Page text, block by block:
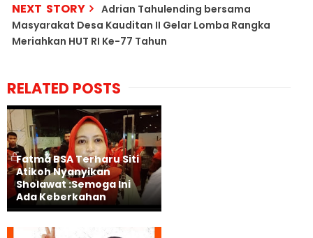
NEXT STORY
Adrian Tahulending bersama
Masyarakat Desa Kauditan II Gelar Lomba Rangka
Meriahkan HUT RI Ke-77 Tahun
RELATED POSTS
Fatma BSA Terharu Siti
Atikoh Nyanyikan
Sholawat :Semoga Ini
Ada Keberkahan